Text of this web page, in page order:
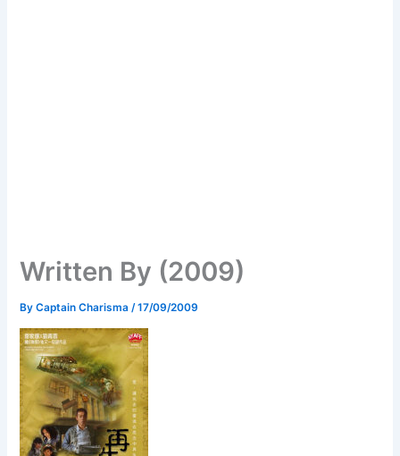
Written By (2009)
ByCaptain Charisma /17/09/2009